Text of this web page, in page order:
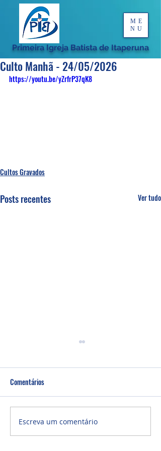
Primeira Igreja Batista de Itaperuna
ME
NU
Culto Manhã - 24/05/2026
https://youtu.be/yZrfrP37qK8
Cultos Gravados
Posts recentes Ver tudo
Comentários
Escreva um comentário